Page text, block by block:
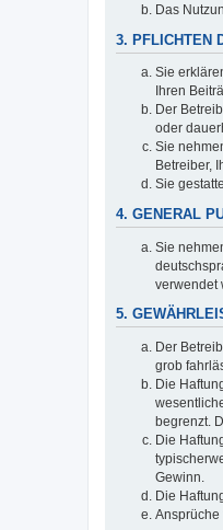
Das
3. PFLICHTEN
Sie
Ihren
Der
oder
Sie
Betreiber,
Sie
4. GENERAL
Sie
verwendet
5.
Der
grob
Die
begrenzt.
Die
Gewinn.
Die